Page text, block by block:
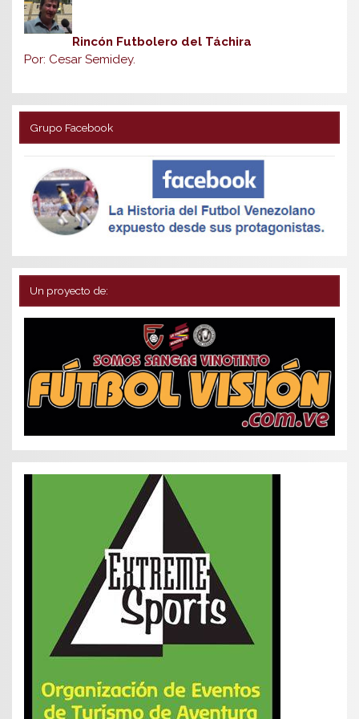
Rincón Futbolero del Táchira
Por: Cesar Semidey.
Grupo Facebook
Un proyecto de: